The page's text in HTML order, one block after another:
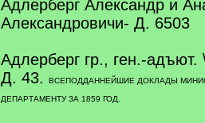
Адлерберг Александр и
Александровичи- Д. 6503
Адлерберг гр., ген.-
Д. 43.
ВСЕПОДДАННЕЙШИЕ ДОКЛАДЫ
ДЕПАРТАМЕНТУ ЗА 1859 ГОД.